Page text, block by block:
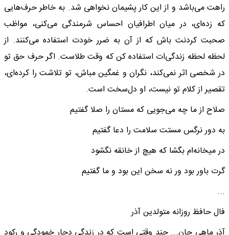
راهت می‌باشد و از این کار پشیمان نخواهی شد. به خاطر حرف‌هایی
که زده‌ای، در میان اطرافیان احساس شرمندگی می‌کنی، مواظب
صحبت کردنت باش که از آن به ضرر خودت استفاده می‌کنند. از
لحظه لحظه زندگی‌ات استفاده کن که وقت طلاست. اگر حرف حق تو
در شخصی اثر نمی‌کند، نگران و غمگین مباش، تو تلاشت را کرده‌ای،
تقصیر از کلام تو نیست، او دل‌سخت است.
صلاح از ما چه می‌جویی که مستان را صلا گفتیم
به دور نرگس مستت سلامت را دعا گفتیم
در میخانه‌ام بگشا که هیچ از خانقه نگشود
گرت باور بود ور نه سخن این بود و ما گفتیم
...
فال حافظ روزانه متولدین آذر